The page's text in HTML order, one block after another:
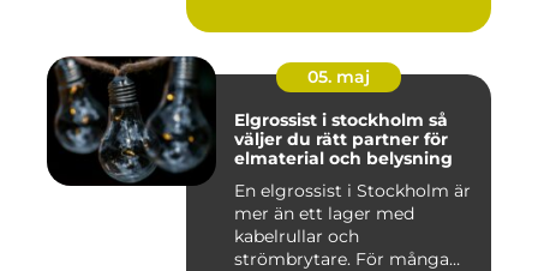
05. maj
Elgrossist i stockholm så
väljer du rätt partner för
elmaterial och belysning
En elgrossist i Stockholm är
mer än ett lager med
kabelrullar och
strömbrytare. För många